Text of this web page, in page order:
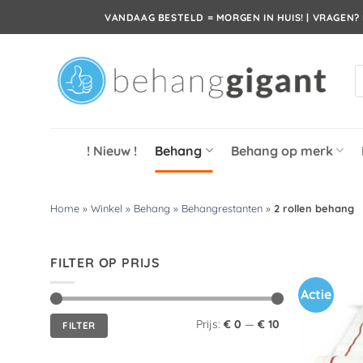
VANDAAG BESTELD = MORGEN IN HUIS! |
! Nieuw ! Behang Behang op merk
Home » Winkel » Behang » Behangrestanten » 2 rollen behang
FILTER OP PRIJS
Min.
prijs
Max.
prijsFILTER Prijs: € 0 — € 10
Actie